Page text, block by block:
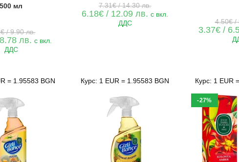
500 мл
€/ 9.90 лв.
was:
лв. Текущата
цена
с вкл.
ДДС
7.31€/ 14.30 лв.
was:
6.18€ / 12.09 лв. Текущата
цена
с вкл.
ДДС
4.50€/
3.37€/
= 1.95583 BGN Курс: 1 EUR = 1.95583 BGN Курс: 1 EUR
-27%